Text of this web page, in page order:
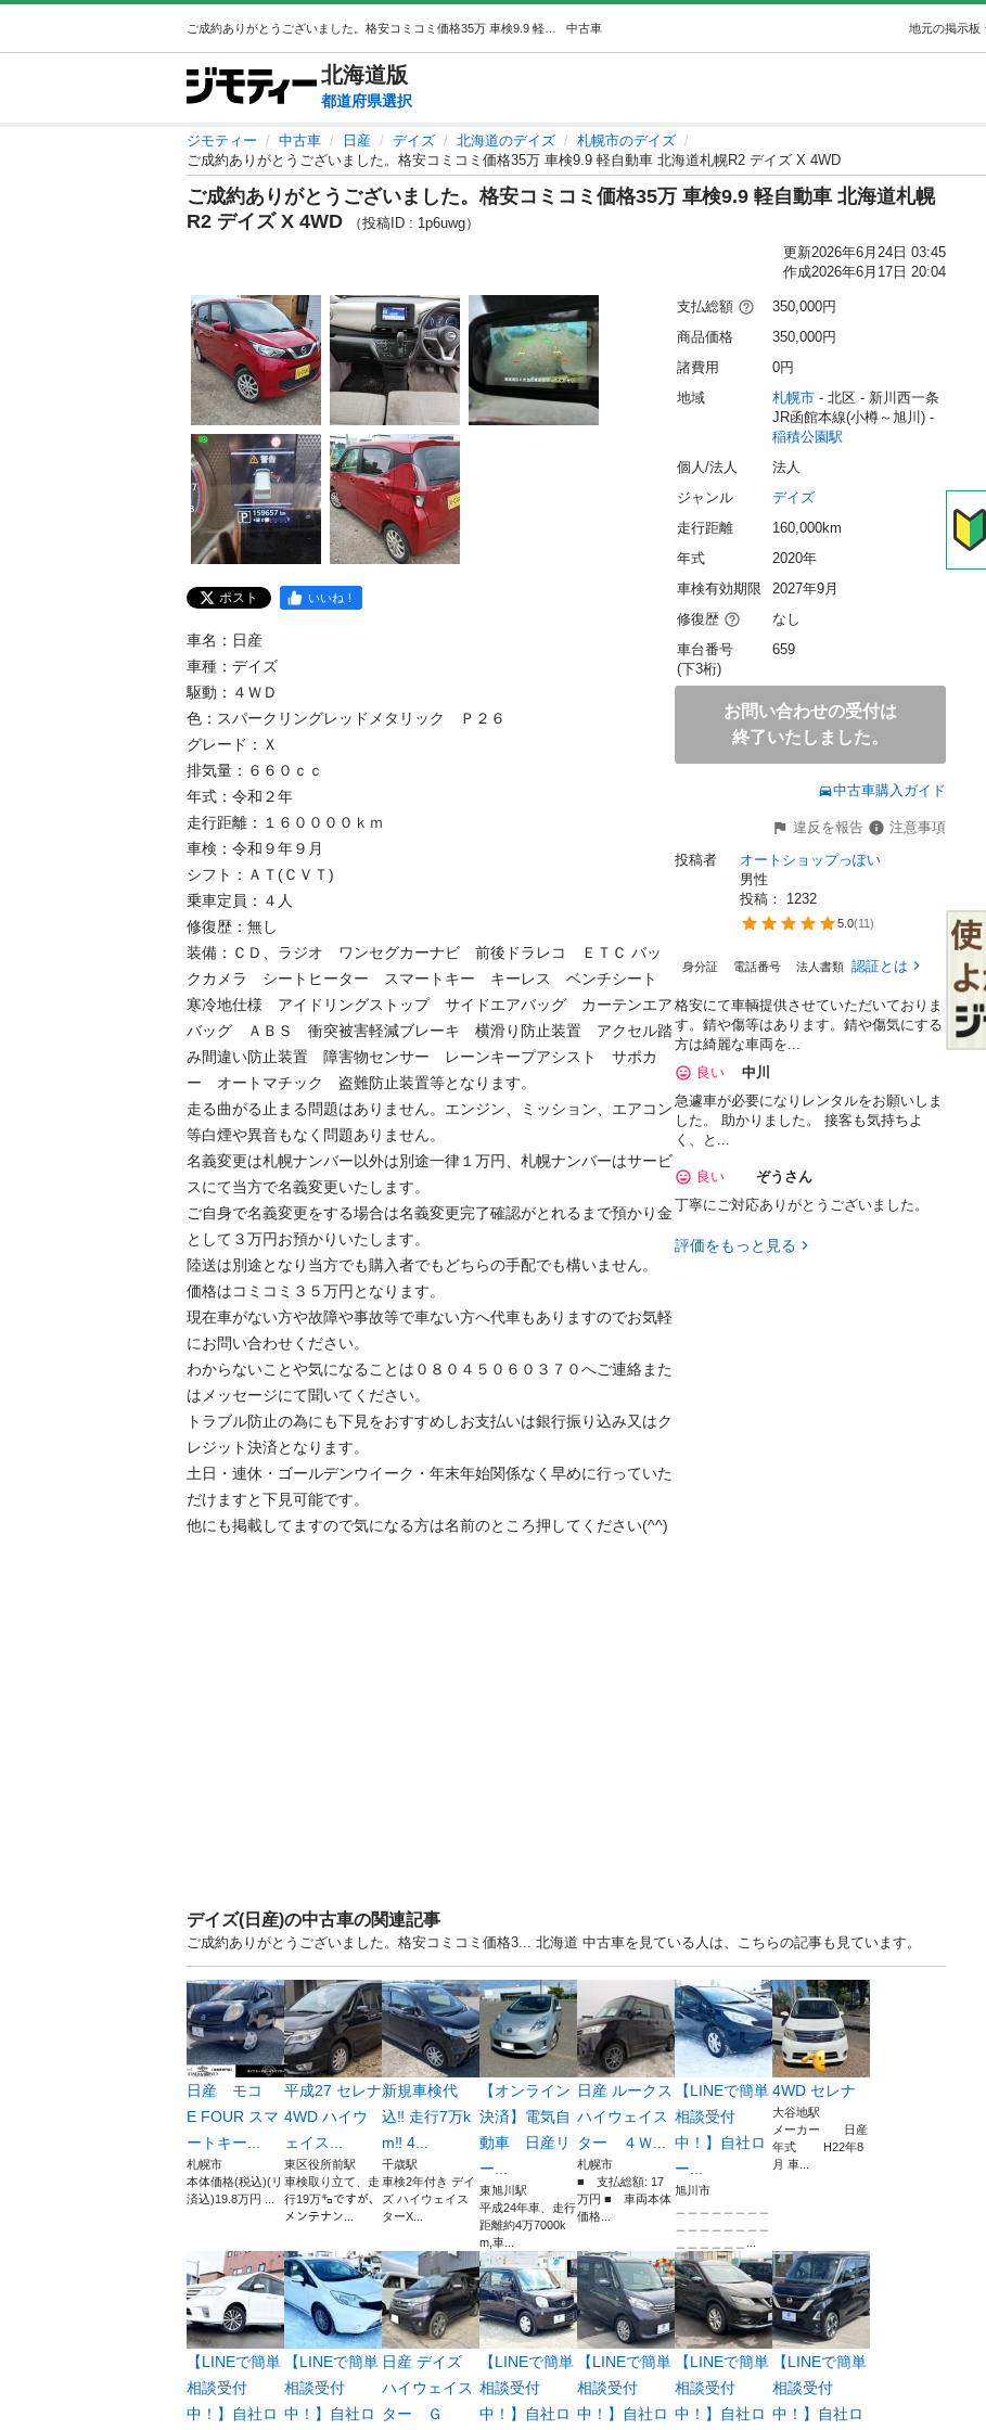
中古車 地元の掲示板
北海道版
都道府県選択
ジモティー 中古車 日産 デイズ 北海道のデイズ
札幌市のデイズ
ご成約ありがとうございました。格安コミコミ価格35万 車検9.9 軽自動車 北海道札幌R2 デイズ X 4WD
ご成約ありがとうございました。格安コミコミ価格35万 車検9.9 軽自動車 北海道札幌
R2 デイズ X 4WD
（投稿ID : 1p6uwg）
更新2026年6月24日 03:45
作成2026年6月17日 20:04
ポスト いいね！
車名：日産
車種：デイズ
駆動：４ＷＤ
色：スパークリングレッドメタリック　Ｐ２６
グレード：Ｘ
排気量：６６０ｃｃ
年式：令和２年
走行距離：１６００００ｋｍ
車検：令和９年９月
シフト：ＡＴ(ＣＶＴ)
乗車定員：４人
修復歴：無し
装備：ＣＤ、ラジオ　ワンセグカーナビ　前後ドラレコ　ＥＴＣ バッ
クカメラ　シートヒーター　スマートキー　キーレス　ベンチシート
寒冷地仕様　アイドリングストップ　サイドエアバッグ　カーテンエア
バッグ　ＡＢＳ　衝突被害軽減ブレーキ　横滑り防止装置　アクセル踏
み間違い防止装置　障害物センサー　レーンキープアシスト　サポカ
ー　オートマチック　盗難防止装置等となります。
走る曲がる止まる問題はありません。エンジン、ミッション、エアコン
等白煙や異音もなく問題ありません。
名義変更は札幌ナンバー以外は別途一律１万円、札幌ナンバーはサービ
スにて当方で名義変更いたします。
ご自身で名義変更をする場合は名義変更完了確認がとれるまで預かり金
として３万円お預かりいたします。
陸送は別途となり当方でも購入者でもどちらの手配でも構いません。
価格はコミコミ３５万円となります。
現在車がない方や故障や事故等で車ない方へ代車もありますのでお気軽
にお問い合わせください。
わからないことや気になることは０８０４５０６０３７０へご連絡また
はメッセージにて聞いてください。
トラブル防止の為にも下見をおすすめしお支払いは銀行振り込み又はク
レジット決済となります。
土日・連休・ゴールデンウイーク・年末年始関係なく早めに行っていた
だけますと下見可能です。
他にも掲載してますので気になる方は名前のところ押してください(^^)
支払総額
350,000円
商品価格
350,000円
諸費用
0円
地域
札幌市 - 北区 - 新川西一条
稲積公園駅
個人/法人
法人
ジャンル
デイズ
走行距離
160,000km
年式
2020年
車検有効期限
2027年9月
修復歴
なし
車台番号
(下3桁)
659
お問い合わせの受付は
終了いたしました。
中古車購入ガイド
違反を報告
注意事項
投稿者
オートショップっぽい
男性
投稿： 1232
5.0(11)
身分証 電話番号 法人書類 認証とは
格安にて車輌提供させていただいておりま
す。錆や傷等はあります。錆や傷気にする
方は綺麗な車両を...
良い
中川
急遽車が必要になりレンタルをお願いしま
した。 助かりました。 接客も気持ちよ
く、と...
良い
ぞうさん
丁寧にご対応ありがとうございました。
評価をもっと見る
デイズ(日産)の中古車の関連記事
ご成約ありがとうございました。格安コミコミ価格3... 北海道 中古車を見ている人は、こちらの記事も見ています。
日産 モコ
E FOUR スマ
ートキー...
札幌市
本体価格(税込)(リ
済込)19.8万円 ...
平成27 セレナ
4WD ハイウ
ェイス...
東区役所前駅
車検取り立て、走
行19万㌔ですが、
メンテナン...
新規車検代
込‼️ 走行7万k
m‼️ 4...
千歳駅
車検2年付き デイ
ズ ハイウェイス
ターX...
【オンライン
決済】電気自
動車 日産リ
ー...
東旭川駅
平成24年車、走行
距離約4万7000k
m,車...
日産 ルークス
ハイウェイス
ター ４Ｗ...
札幌市
■ 支払総額: 17
万円 ■ 車両本体
価格...
【LINEで簡単
相談受付
中！】自社ロ
ー...
旭川市
4WD セレナ
大谷地駅
メーカー 日産
年式 H22年8
月 車...
【LINEで簡単
相談受付
中！】自社ロ
【LINEで簡単
相談受付
中！】自社ロ
日産 デイズ
ハイウェイス
ター Ｇ
【LINEで簡単
相談受付
中！】自社ロ
【LINEで簡単
相談受付
中！】自社ロ
【LINEで簡単
相談受付
中！】自社ロ
【LINEで簡単
相談受付
中！】自社ロ